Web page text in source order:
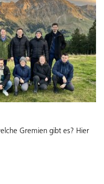
Gremien gibt es? Hier